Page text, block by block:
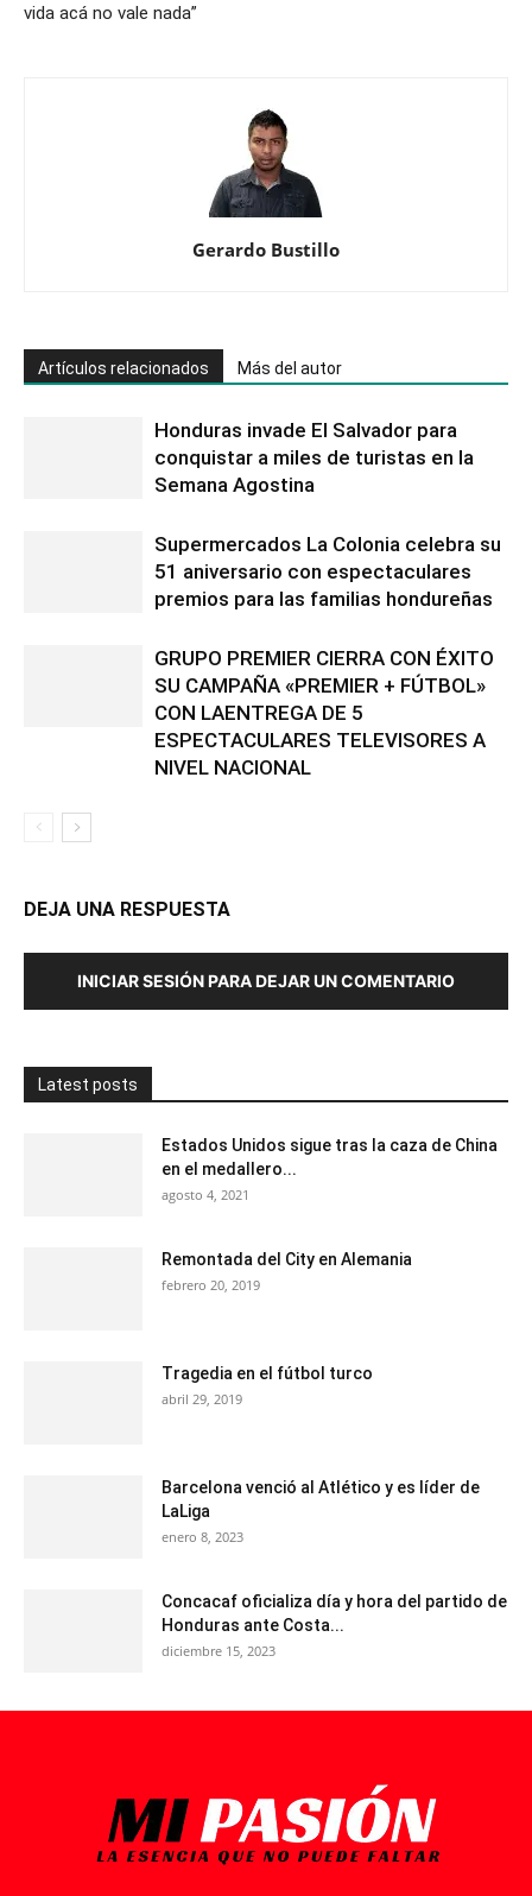
vida acá no vale nada”
Gerardo Bustillo
Artículos relacionados Más del autor
Honduras invade El Salvador para
conquistar a miles de turistas en la
Semana Agostina
Supermercados La Colonia celebra su
51 aniversario con espectaculares
premios para las familias hondureñas
GRUPO PREMIER CIERRA CON ÉXITO
SU CAMPAÑA «PREMIER + FÚTBOL»
CON LAENTREGA DE 5
ESPECTACULARES TELEVISORES A
NIVEL NACIONAL
DEJA UNA RESPUESTA
INICIAR SESIÓN PARA DEJAR UN COMENTARIO
Latest posts
Estados Unidos sigue tras la caza de China
en el medallero...
agosto 4, 2021
Remontada del City en Alemania
febrero 20, 2019
Tragedia en el fútbol turco
abril 29, 2019
Barcelona venció al Atlético y es líder de
LaLiga
enero 8, 2023
Concacaf oficializa día y hora del partido de
Honduras ante Costa...
diciembre 15, 2023